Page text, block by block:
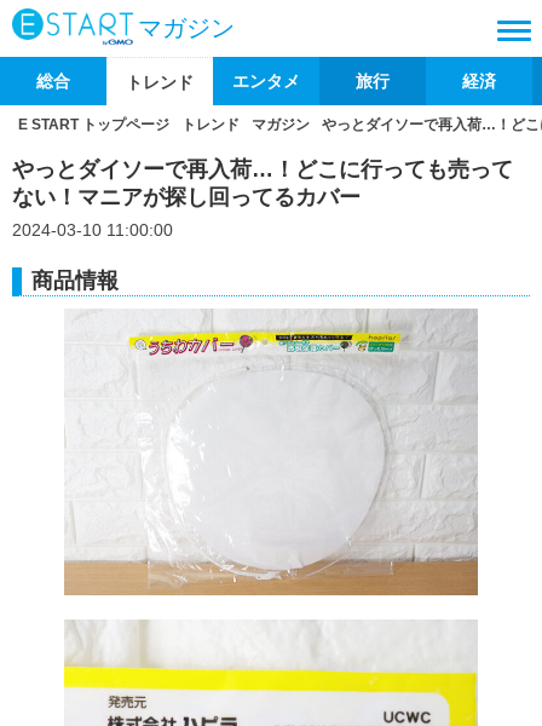
マガジン
総合 トレンド エンタメ 旅行 経済
E START トップページ トレンド マガジン やっとダイソーで再入荷…！ど
やっとダイソーで再入荷…！どこに行っても売って
ない！マニアが探し回ってるカバー
2024-03-10 11:00:00
商品情報